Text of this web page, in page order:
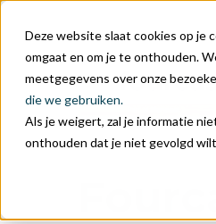
Deze website slaat cookies op je
omgaat en om je te onthouden.
meetgegevens over onze
die we gebruiken.
Als je weigert, zal je informatie
onthouden dat je niet gevolgd